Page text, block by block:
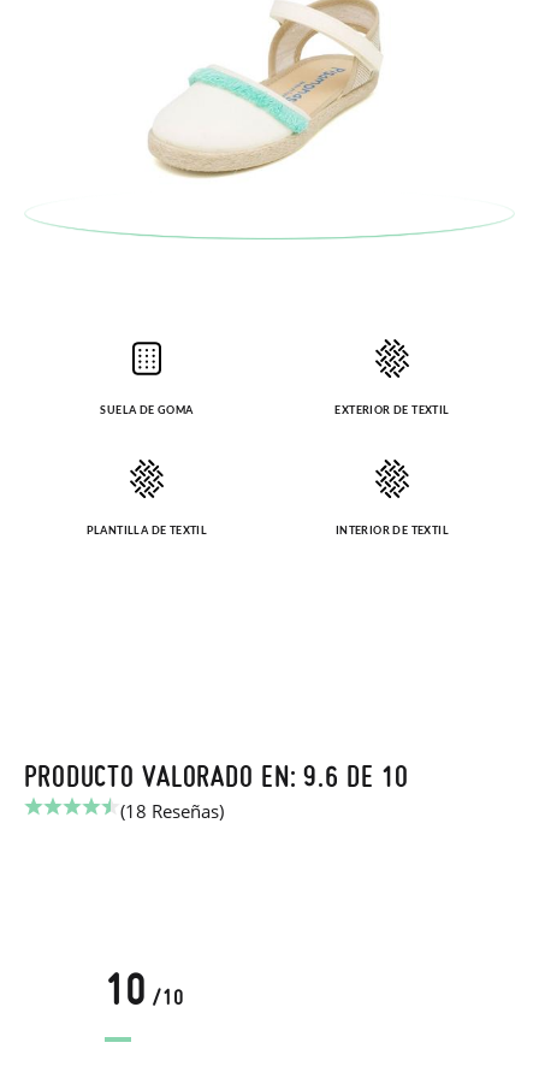
SUELA DE GOMA EXTERIOR DE TEXTIL
PLANTILLA DE TEXTIL INTERIOR DE TEXTIL
PRODUCTO VALORADO EN: 9.6 DE 10
(18 Reseñas)
10 /10